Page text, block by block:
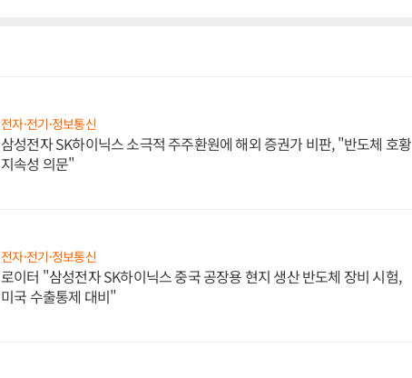
전자·전기·정보통신
삼성전자 SK하이닉스 소극적 주주환원에 해외 증권가 비판, "반도체 호황
지속성 의문"
전자·전기·정보통신
로이터 "삼성전자 SK하이닉스 중국 공장용 현지 생산 반도체 장비 시험,
미국 수출통제 대비"